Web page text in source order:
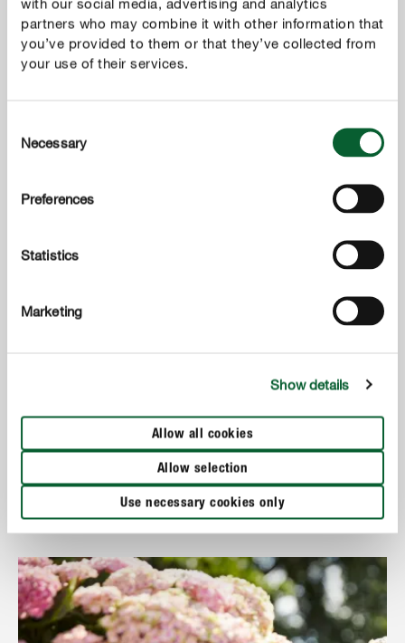
partners who may combine it with other information that
you’ve provided to them or that they’ve collected from
your use of their services.
Selection
Necessary
Preferences
Statistics
Marketing
Show details
Allow all cookies
Allow selection
Use necessary cookies only
MEER TONEN
Vorstschade bij hortensia’s
MEER TONEN